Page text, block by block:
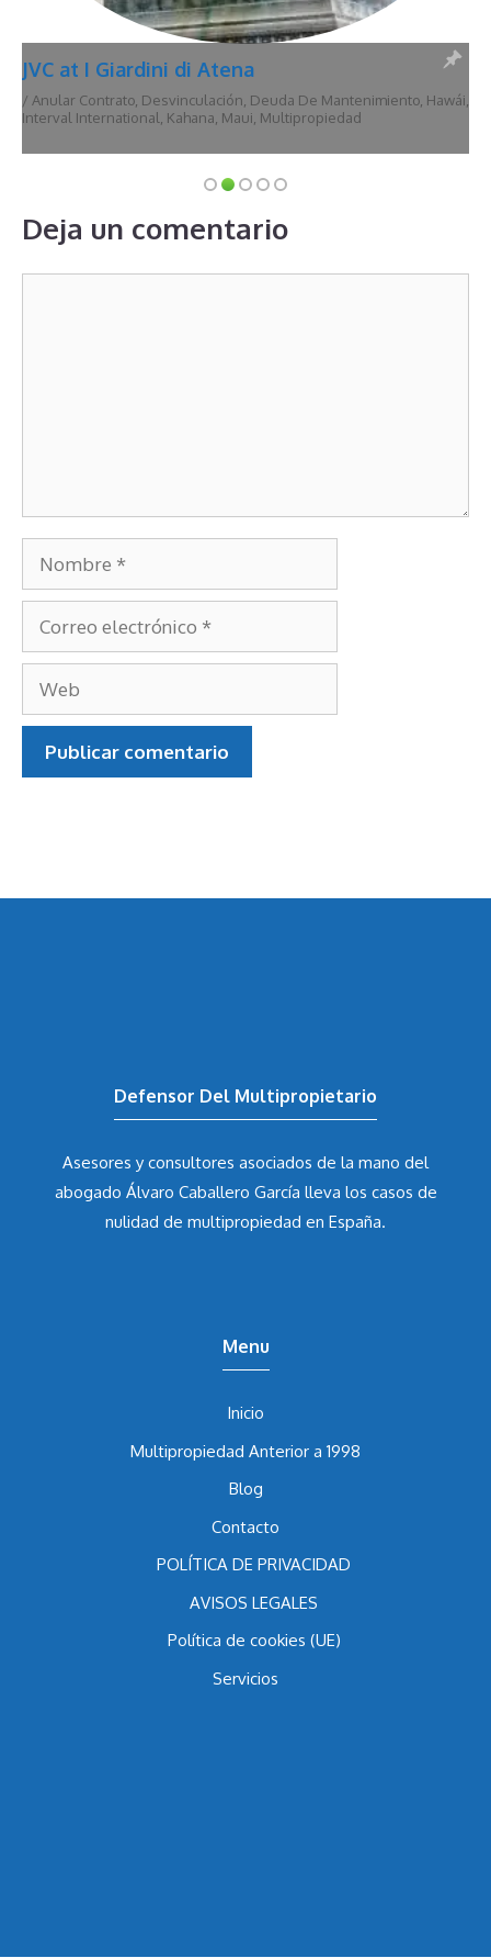
JVC at I Giardini di Atena
/ Anular Contrato, Desvinculación, Deuda De Mantenimiento, Hawái,
Interval International, Kahana, Maui, Multipropiedad
Deja un comentario
Nombre
Correo
electrónico
Web
Defensor Del Multipropietario
Asesores y consultores asociados de la mano del
abogado Álvaro Caballero García lleva los casos de
nulidad de multipropiedad en España.
Menu
Inicio
Multipropiedad Anterior a 1998
Blog
Contacto
POLÍTICA DE PRIVACIDAD
AVISOS LEGALES
Política de cookies (UE)
Servicios